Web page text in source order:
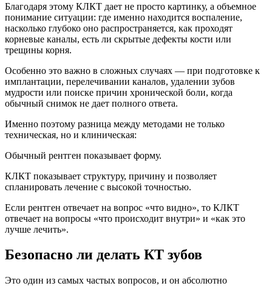
Благодаря этому КЛКТ дает не просто картинку, а объемное
понимание ситуации: где именно находится воспаление,
насколько глубоко оно распространяется, как проходят
корневые каналы, есть ли скрытые дефекты кости или
трещины корня.
Особенно это важно в сложных случаях — при подготовке к
имплантации, перелечивании каналов, удалении зубов
мудрости или поиске причин хронической боли, когда
обычный снимок не дает полного ответа.
Именно поэтому разница между методами не только
техническая, но и клиническая:
Обычный рентген показывает форму.
КЛКТ показывает структуру, причину и позволяет
спланировать лечение с высокой точностью.
Если рентген отвечает на вопрос «что видно», то КЛКТ
отвечает на вопросы «что происходит внутри» и «как это
лучше лечить».
Безопасно ли делать КТ зубов
Это один из самых частых вопросов, и он абсолютно